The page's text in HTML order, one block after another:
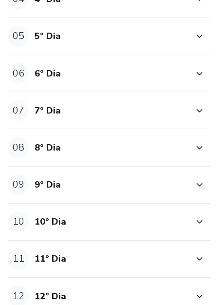
05 5º Dia
06 6º Dia
07 7º Dia
08 8º Dia
09 9º Dia
10 10º Dia
11 11º Dia
12 12º Dia